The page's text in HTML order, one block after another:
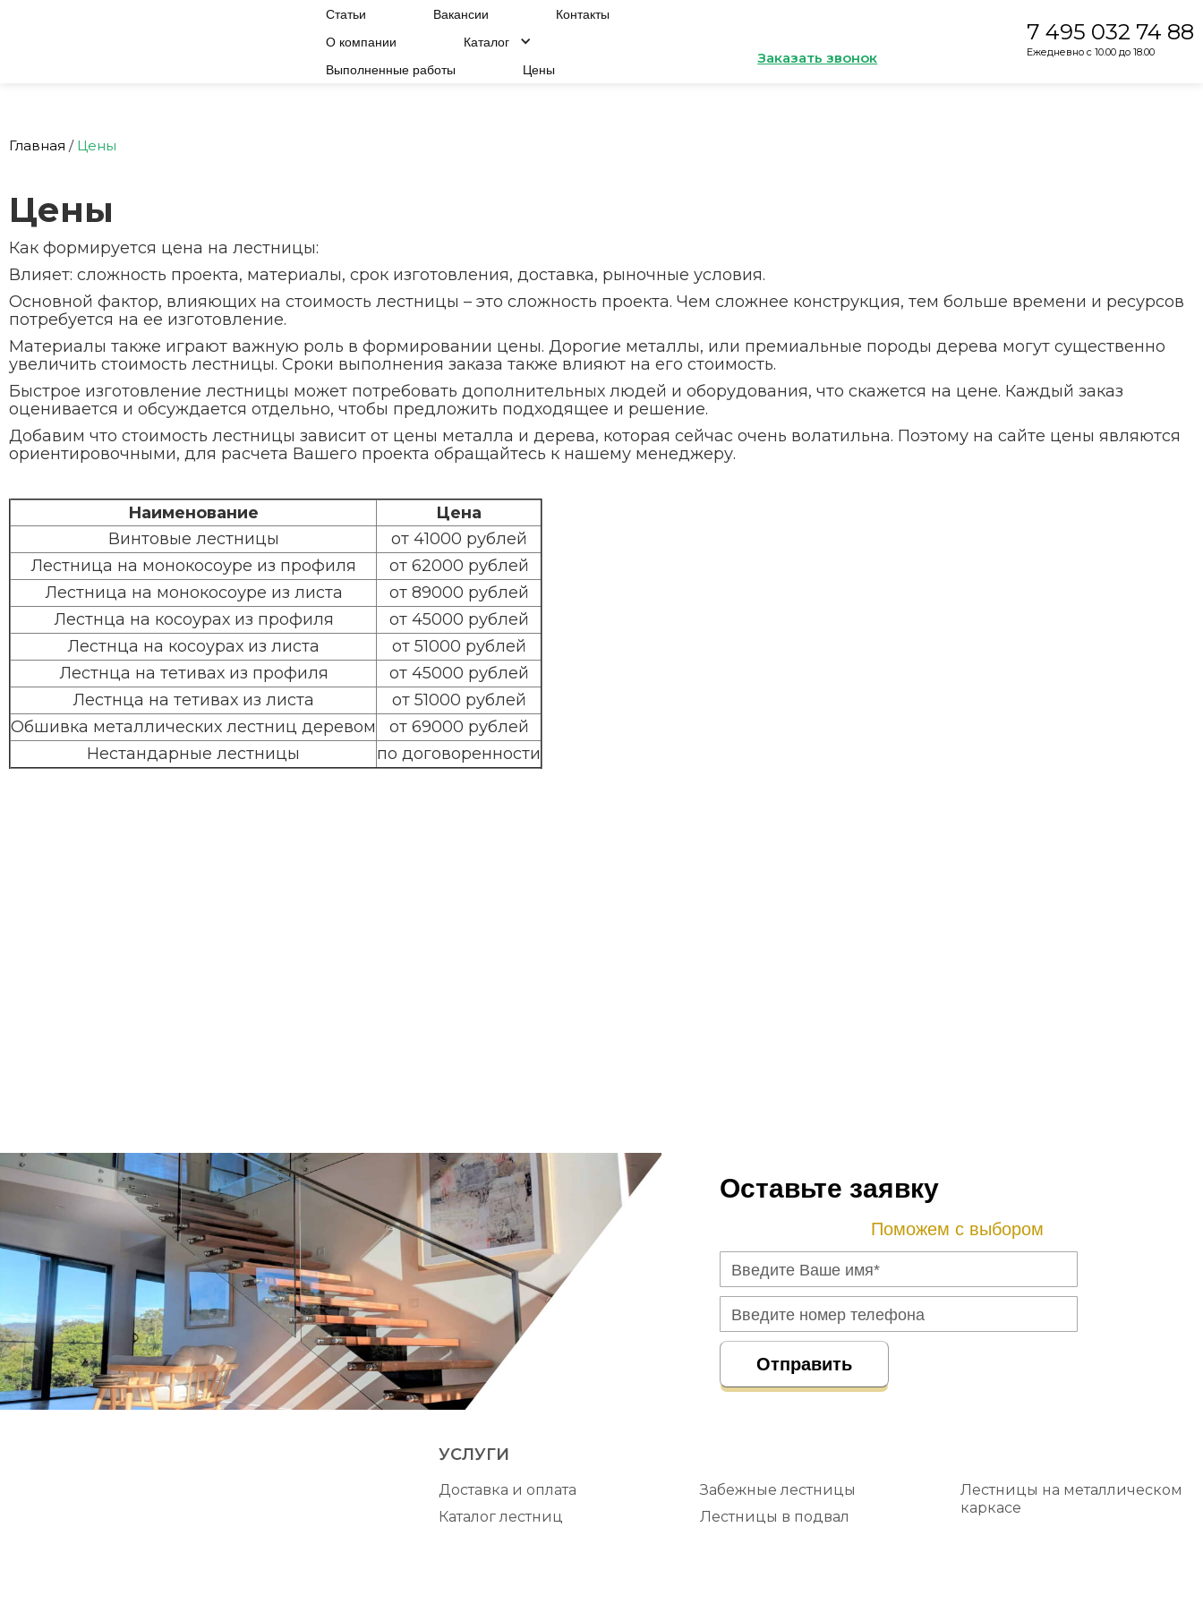
Статьи Вакансии
Контакты
О компании
Каталог
Выполненные работы
Цены
Заказать звонок
7 495 032 74 88
Ежедневно с 10.00 до 18.00
Главная / Цены
Цены
Как формируется цена на лестницы:
Влияет: сложность проекта, материалы, срок изготовления, доставка, рыночные условия.
Основной фактор, влияющих на стоимость лестницы – это сложность проекта. Чем сложнее конструкция, тем больше времени и ресурсов
потребуется на ее изготовление.
Материалы также играют важную роль в формировании цены. Дорогие металлы, или премиальные породы дерева могут существенно
увеличить стоимость лестницы. Сроки выполнения заказа также влияют на его стоимость.
Быстрое изготовление лестницы может потребовать дополнительных людей и оборудования, что скажется на цене. Каждый заказ
оценивается и обсуждается отдельно, чтобы предложить подходящее и решение.
Добавим что стоимость лестницы зависит от цены металла и дерева, которая сейчас очень волатильна. Поэтому на сайте цены являются
ориентировочными, для расчета Вашего проекта обращайтесь к нашему менеджеру.
Наименование
Цена
Винтовые лестницы
от 41000 рублей
Лестница на монокосоуре из профиля
от 62000 рублей
Лестница на монокосоуре из листа
от 89000 рублей
Лестнца на косоурах из профиля
от 45000 рублей
Лестнца на косоурах из листа
от 51000 рублей
Лестнца на тетивах из профиля
от 45000 рублей
Лестнца на тетивах из листа
от 51000 рублей
Обшивка металлических лестниц деревом
от 69000 рублей
Нестандарные лестницы
по договоренности
Оставьте заявку
Поможем с выбором
УСЛУГИ
Доставка и оплата
Каталог лестниц
Забежные лестницы
Лестницы в подвал
Лестницы на металлическом
каркасе